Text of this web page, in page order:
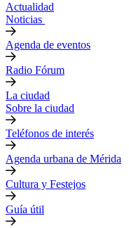
Actualidad
Noticias
Agenda de eventos
Radio Fórum
La ciudad
Sobre la ciudad
Teléfonos de interés
Agenda urbana de Mérida
Cultura y Festejos
Guía útil